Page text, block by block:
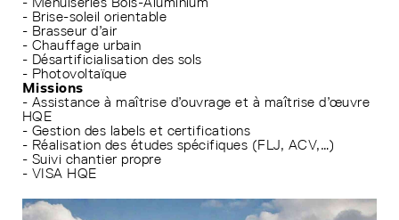
- Brise-soleil orientable
- Brasseur d’air
- Chauffage urbain
- Désartificialisation des sols
- Photovoltaïque
Missions
- Assistance à maîtrise d’ouvrage et à maîtrise d’œuvre
HQE
- Gestion des labels et certifications
- Réalisation des études spécifiques (FLJ, ACV,…)
- Suivi chantier propre
- VISA HQE